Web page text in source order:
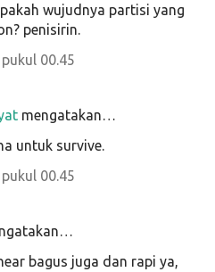
wujudnya partisi yang
penisirin.
00.45
mengatakan…
untuk survive.
00.45
bagus juga dan rapi ya,